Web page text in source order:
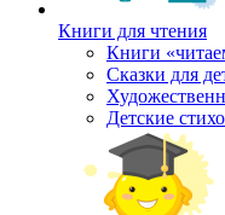
Книги для чтения
Книги
Сказки для
Детские